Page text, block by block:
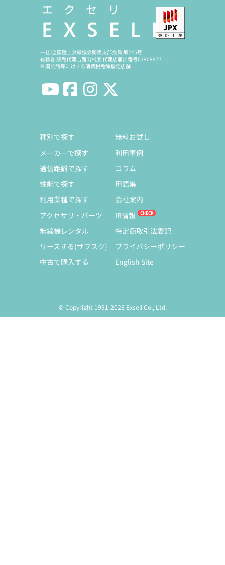
一社)全国陸上無線協会関東支部会員 第245号
総務省 販売代理店届出制度 代理店届出番号C1909977
外国公館等に対する消費税免除指定店舗
種別で探す
メーカーで探す
通信距離で探す
性能で探す
利用業種で探す
アクセサリ・パーツ
無線機レンタル
リースする(サブスク)
中古で購入する
無料お試し
利用事例
コラム
用語集
会社案内
IR情報
特定商取引法表記
プライバシーポリシー
English Site
© Copyright 1991-2026 Exseli Co., Ltd.